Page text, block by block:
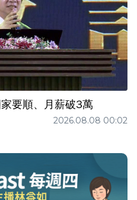
要順、月薪破3萬
2026.08.08 00:02